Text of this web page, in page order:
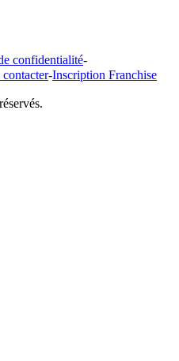
confidentialité-
-Inscription Franchise